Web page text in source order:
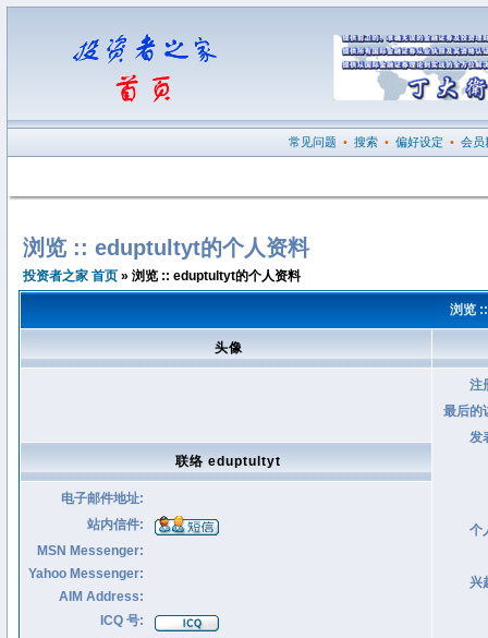
常见问题 • 搜索 • 偏好设定 • 会员
浏览 :: eduptultyt的个人资料
投资者之家 首页 » 浏览 :: eduptultyt的个人资料
浏览
头像
注
最后的
发
个
兴
联络 eduptultyt
电子邮件地址:
站内信件:
MSN Messenger:
Yahoo Messenger:
AIM Address:
ICQ 号: